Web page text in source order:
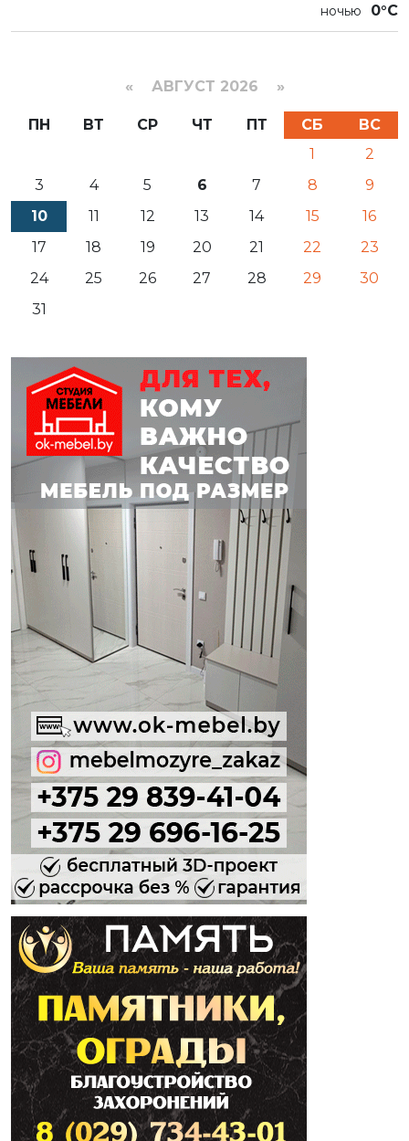
0°C
« АВГУСТ 2026 »
ПН ВТ СР ЧТ ПТ СБ
ВС
1
2
3
4 5 6 7 8
9
10
11 12 13 14 15
16
17
18 19 20 21 22
23
24
25 26 27 28 29
30
31